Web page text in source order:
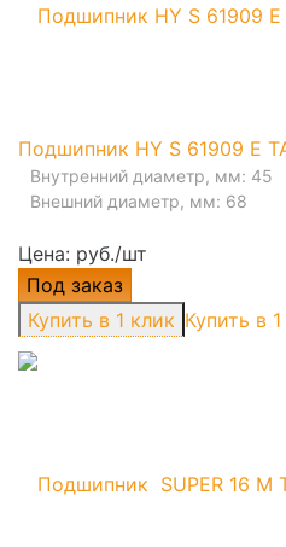
Подшипник HY S 61909 E
Внутренний диаметр, мм: 45
Внешний диаметр, мм: 68
Цена: руб./шт
Под заказ
Купить в